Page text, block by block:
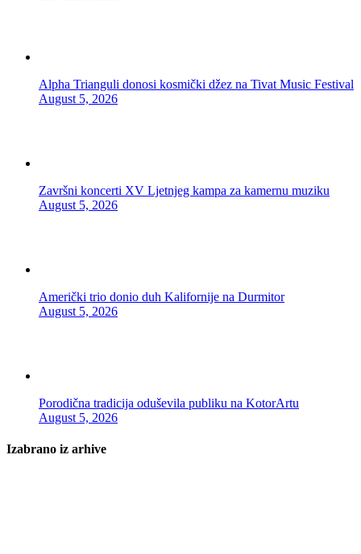
Alpha Trianguli donosi kosmički džez na Tivat Music Festival
August 5, 2026
Završni koncerti XV Ljetnjeg kampa za kamernu muziku
August 5, 2026
Američki trio donio duh Kalifornije na Durmitor
August 5, 2026
Porodična tradicija oduševila publiku na KotorArtu
August 5, 2026
Izabrano iz arhive